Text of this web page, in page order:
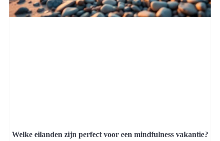
Welke eilanden zijn perfect voor een mindfulness vakantie?